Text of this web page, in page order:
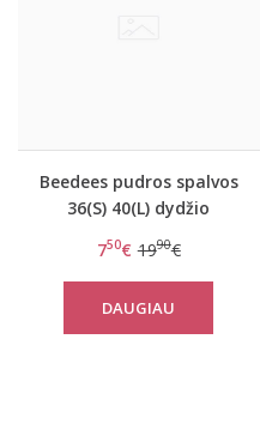
Beedees pudros spalvos
36(S) 40(L) dydžio
8170 String
750€ 1990€
DAUGIAU